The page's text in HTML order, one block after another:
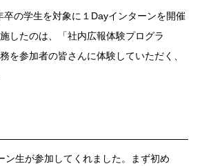
の学生を対象に１Dayインターンを開催
したのは、「社内広報体験プログラ
を参加者の皆さんに体験していただく、
ン生が参加してくれました。まず初め